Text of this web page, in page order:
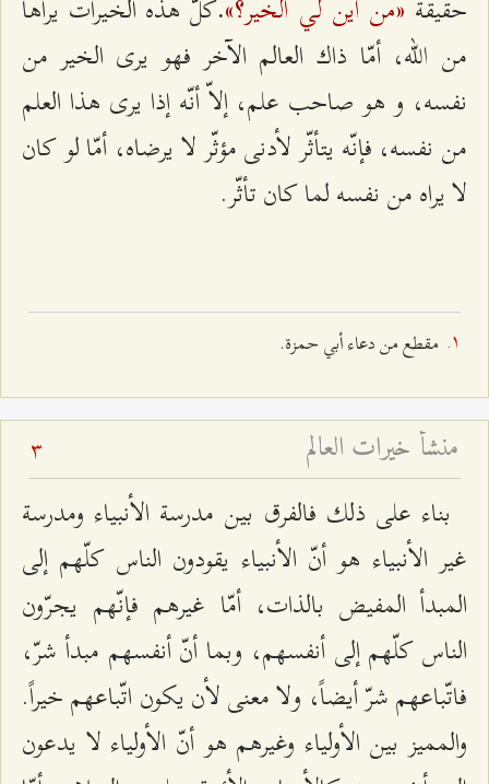
حقيقة
.كلّ هذه الخيرات يراها
من الله، أمّا ذاك العالم الآخر فهو يرى الخير من
نفسه، و هو صاحب علم، إلاّ أنّه إذا يرى هذا العلم
من نفسه، فإنّه يتأثّر لأدنى مؤثّر لا يرضاه، أمّا لو كان
لا يراه من نفسه لما كان تأثّر.
مقطع من دعاء أبي حمزة.
منشأ خيرات العالم 3
بناء على ذلك فالفرق بين مدرسة الأنبياء ومدرسة
غير الأنبياء هو أنّ الأنبياء يقودون الناس كلّهم إلى
المبدأ المفيض بالذات، أمّا غيرهم فإنّهم يجرّون
الناس كلّهم إلى أنفسهم، وبما أنّ أنفسهم مبدأ شرّ،
فاتّباعهم شرّ أيضاً، ولا معنى لأن يكون اتّباعهم خيراً.
والمميز بين الأولياء وغيرهم هو أنّ الأولياء لا يدعون